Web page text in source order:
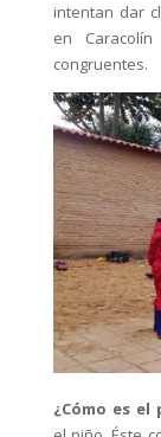
intentan dar
en
congruentes.
¿Cómo es